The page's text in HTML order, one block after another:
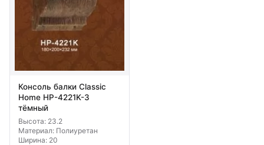
Консоль балки Classic
Home HP-4221K-3
тёмный
Высота: 23.2
Материал: Полиуретан
Ширина: 20